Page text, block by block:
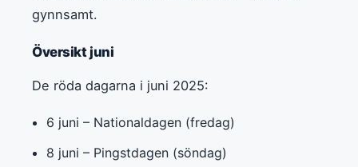
gynnsamt.
Översikt juni
De röda dagarna i juni 2025:
6 juni – Nationaldagen (fredag)
8 juni – Pingstdagen (söndag)